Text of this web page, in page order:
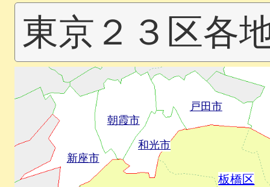
東京２３区各
板橋区
戸田市
朝霞市
和光市
新座市